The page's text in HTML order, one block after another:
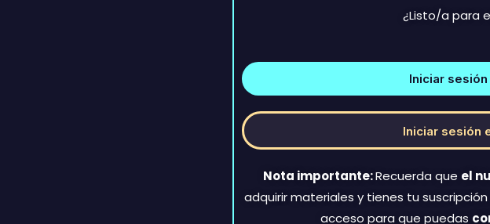
¿Listo/a para
Iniciar
Iniciar sesión
Nota importante:Recuerda que el
adquirir materiales y tienes tu
acceso para que puedas